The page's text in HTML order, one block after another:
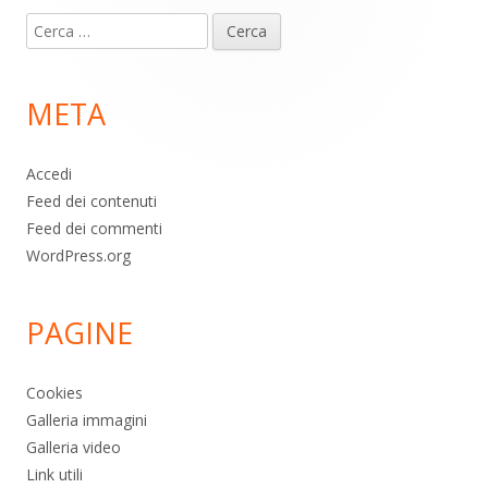
piè
pagina
Ricerca
per:
META
Accedi
Feed dei contenuti
Feed dei commenti
WordPress.org
PAGINE
Cookies
Galleria immagini
Galleria video
Link utili